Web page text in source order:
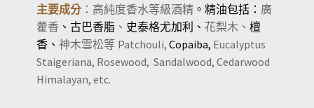
主要成分：高純度香水等級酒精 。精油包括： 廣
藿香 、古巴香脂 、 史泰格尤加利、 花梨木、 檀
香、 神木雪松等 Patchouli, Copaiba, Eucalyptus
Staigeriana, Rosewood, Sandalwood, Cedarwood
Himalayan, etc.